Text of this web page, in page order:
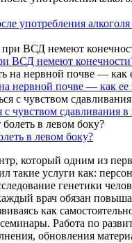
употребления алкоголя
ВСД немеют
нервной почве — как ее
с чувством сдавливания в
в левом боку?
который одним из
такие услуги как:
генетики
врач обязан
как
Работа по
обновления